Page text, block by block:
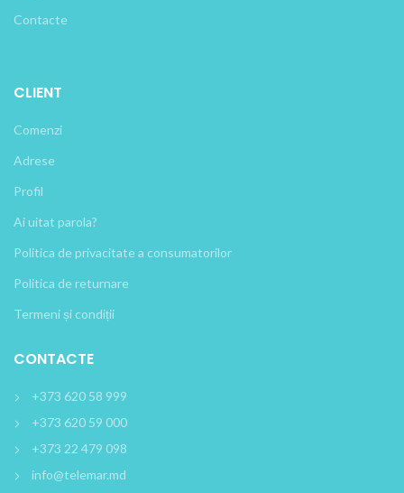
Contacte
CLIENT
Comenzi
Adrese
Profil
Ai uitat parola?
Politica de privacitate a consumatorilor
Politica de returnare
Termeni și condiții
CONTACTE
+373 620 58 999
+373 620 59 000
+373 22 479 098
info@telemar.md